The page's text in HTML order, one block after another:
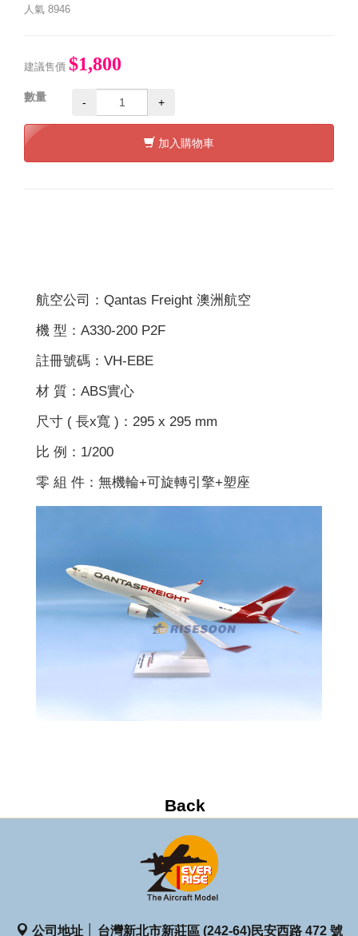
人氣 8946
建議售價 $1,800
數量 - +
加入購物車
航空公司：Qantas Freight 澳洲航空
機 型：A330-200 P2F
註冊號碼：VH-EBE
材 質：ABS實心
尺寸 ( 長x寬 )：295 x 295 mm
比 例：1/200
零 組 件：無機輪+可旋轉引擎+塑座
公司地址 │ 台灣新北市新莊區 (242-64)民安西路 472 號